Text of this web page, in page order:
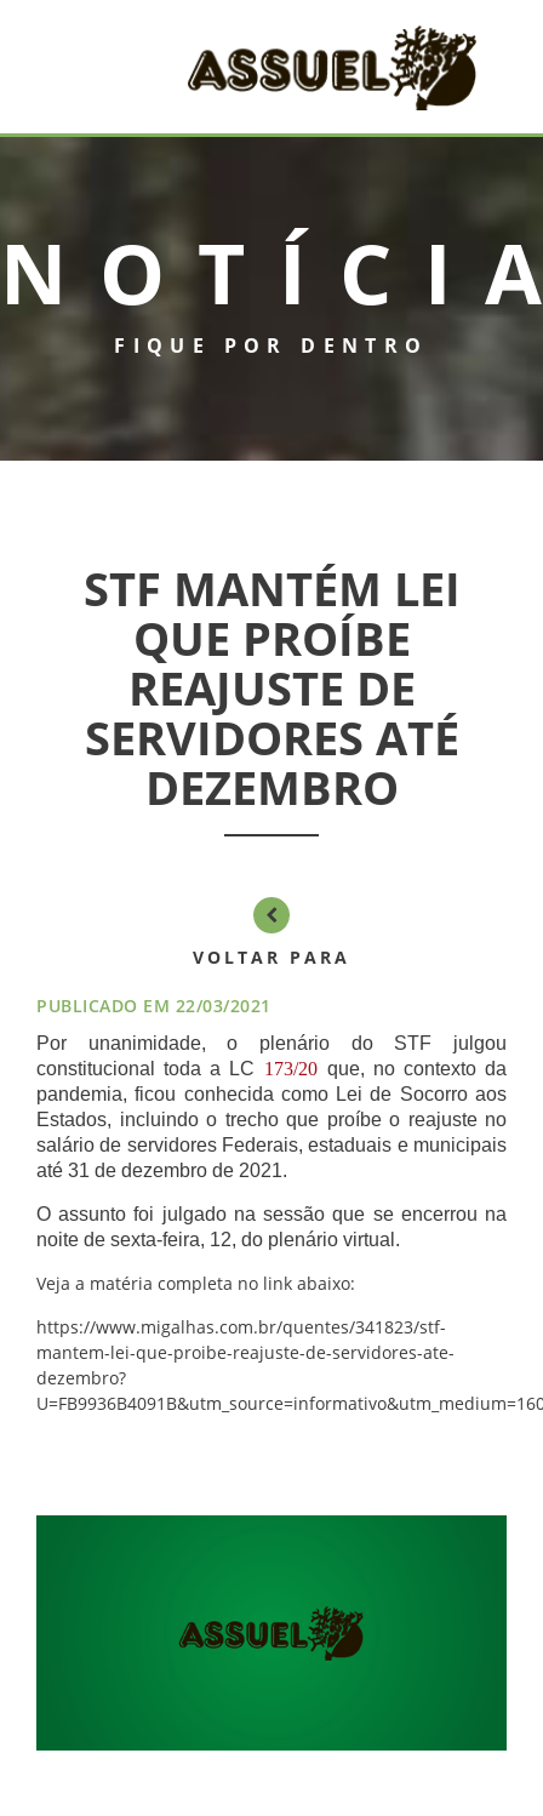
ASSUEL
INFORMATIVOS
ASSEMBLÉIAS
NOTÍCIAS
VÍDEOS
FIQUE POR DENTRO
STF MANTÉM LEI
QUE PROÍBE
REAJUSTE DE
SERVIDORES ATÉ
DEZEMBRO
VOLTAR PARA
PUBLICADO EM 22/03/2021
Por unanimidade, o plenário do STF julgou
constitucional toda a LC 173/20 que, no contexto da
pandemia, ficou conhecida como Lei de Socorro aos
Estados, incluindo o trecho que proíbe o reajuste no
salário de servidores Federais, estaduais e municipais
até 31 de dezembro de 2021.
O assunto foi julgado na sessão que se encerrou na
noite de sexta-feira, 12, do plenário virtual.
Veja a matéria completa no link abaixo:
https://www.migalhas.com.br/quentes/341823/stf-
mantem-lei-que-proibe-reajuste-de-servidores-ate-
dezembro?